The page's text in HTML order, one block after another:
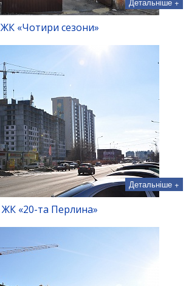
ЖК «Чотири сезони»
Детальніше +
ЖК «20-та Перлина»